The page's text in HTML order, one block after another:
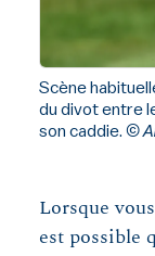
Scène
du divot entre
son caddie. ©
Lorsque
est possible